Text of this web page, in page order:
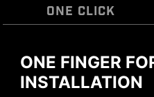
ONE CLICK
ONE FINGER
INSTALLATION
組裝主機板過程中不再
因預裝內建設計，可以
微星 EZ 天線，不需旋轉
裝
EZ